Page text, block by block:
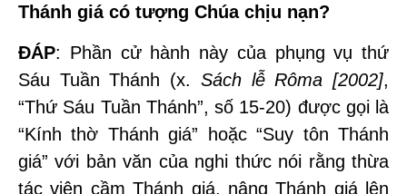
Thánh giá có tượng Chúa chịu nạn?
ĐÁP: Phần cử hành này của phụng vụ thứ
Sáu Tuần Thánh (x. Sách lễ Rôma [2002],
“Thứ Sáu Tuần Thánh”, số 15-20) được gọi là
“Kính thờ Thánh giá” hoặc “Suy tôn Thánh
giá” với bản văn của nghi thức nói rằng thừa
tác viên cầm Thánh giá, nâng Thánh giá lên